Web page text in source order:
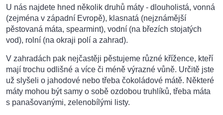
U nás najdete hned několik druhů máty - dlouholistá, vonná
(zejména v západní Evropě), klasnatá (nejznámější
pěstovaná máta, spearmint), vodní (na březích stojatých
vod), rolní (na okraji polí a zahrad).
V zahradách pak nejčastěji pěstujeme různé křížence, kteří
mají trochu odlišné a více či méně výrazné vůně. Určitě jste
už slyšeli o jahodové nebo třeba čokoládové mátě. Některé
máty mohou být samy o sobě ozdobou truhlíků, třeba máta
s panašovanými, zelenobílými listy.